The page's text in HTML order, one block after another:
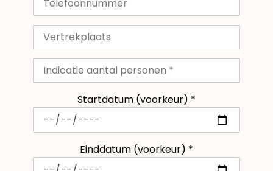
Startdatum (voorkeur) *
Einddatum (voorkeur) *